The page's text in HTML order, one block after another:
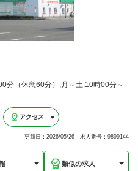
分（休憩60分）,月～土:10時00分～
アクセス
更新日：2026/05/26 求人番号：9899144
類似の求人